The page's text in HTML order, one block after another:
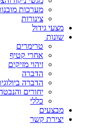
מערכות
צינורות
מצעי גידול
שונות
טרימרים
אחרי קטיף
זיהוי מזיקים
הדברה
הדברה
יחורים
כללי
מבצעים
יצירת קשר